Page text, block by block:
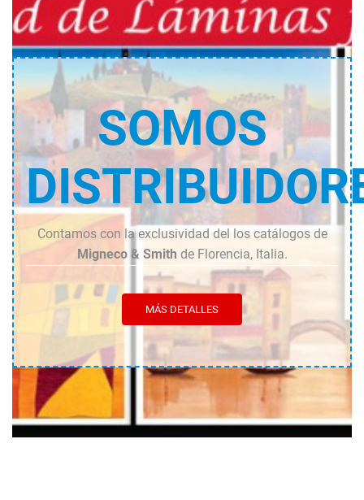
SOMOS
Contamos con la exclusividad del los catálogos de
Migneco & Smith de Florencia, Italia.
MÁS DETALLES